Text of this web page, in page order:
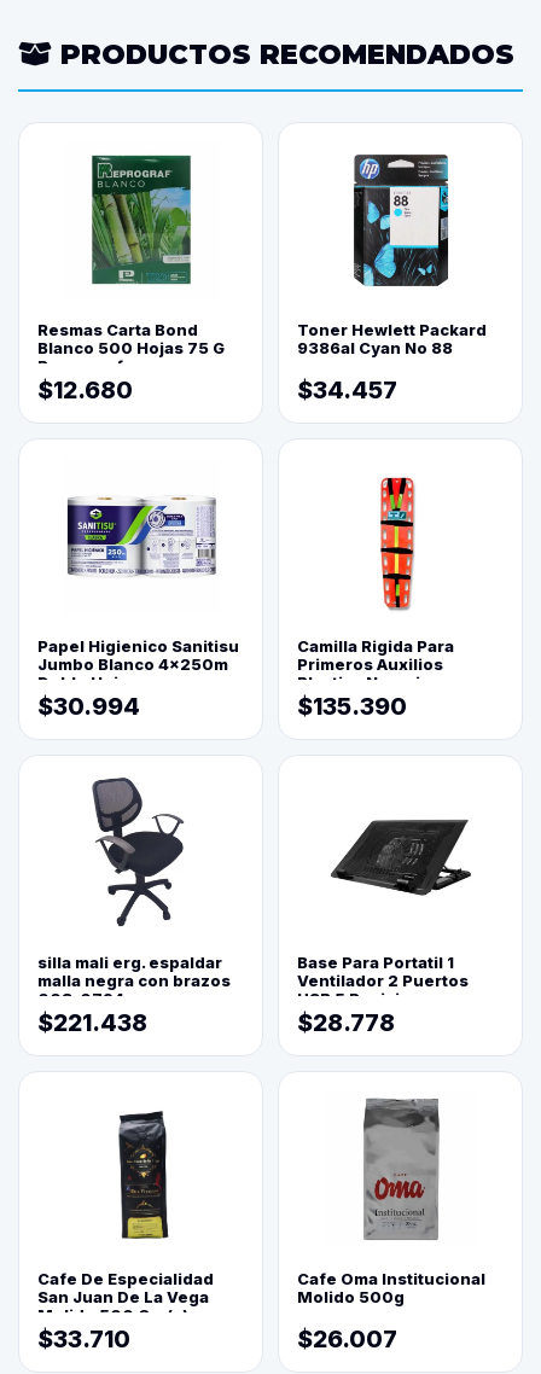
PRODUCTOS RECOMENDADOS
Resmas Carta Bond
Blanco 500 Hojas 75 G
Reprograf.
$12.680
Toner Hewlett Packard
9386al Cyan No 88
$34.457
Papel Higienico Sanitisu
Jumbo Blanco 4x250m
Doble Hoja
$30.994
Camilla Rigida Para
Primeros Auxilios
Plastica Naranja
$135.390
silla mali erg. espaldar
malla negra con brazos
003-0794
$221.438
Base Para Portatil 1
Ventilador 2 Puertos
USB 5 Posiciones
$28.778
Cafe De Especialidad
San Juan De La Vega
Molido 500 Grs(=)
$33.710
Cafe Oma Institucional
Molido 500g
$26.007